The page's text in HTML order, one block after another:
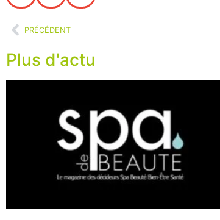
PRÉCÉDENT
Plus d'actu